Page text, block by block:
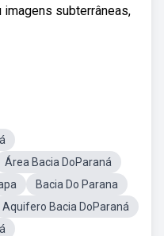
imagens subterrâneas,
Área Bacia DoParaná
Bacia Do Parana
Aquifero Bacia DoParaná